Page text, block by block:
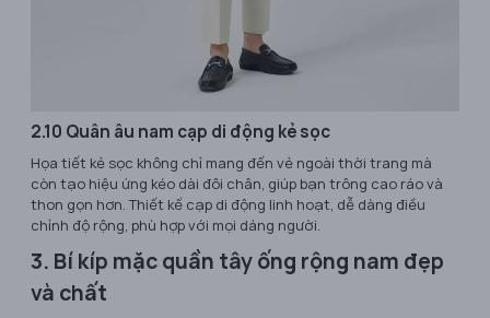
2.10 Quân âu nam cạp di động kẻ sọc
Họa tiết kẻ sọc không chỉ mang đến vẻ ngoài thời trang mà
còn tạo hiệu ứng kéo dài đôi chân, giúp bạn trông cao ráo và
thon gọn hơn. Thiết kế cạp di động linh hoạt, dễ dàng điều
chỉnh độ rộng, phù hợp với mọi dáng người.
3. Bí kíp mặc quần tây ống rộng nam đẹp
và chất